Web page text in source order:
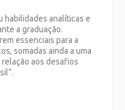
habilidades analíticas e
a graduação.
essenciais para a
somadas ainda a uma
aos desafios